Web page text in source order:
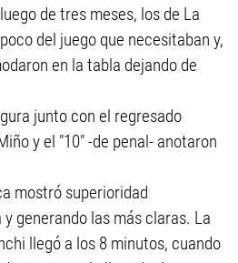
de tres meses, los de La
del juego que necesitaban y,
en la tabla dejando de
junto con el regresado
y el "10" -de penal- anotaron
mostró superioridad
generando las más claras. La
llegó a los 8 minutos, cuando